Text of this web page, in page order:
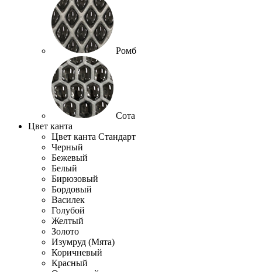
Ромб
Сота
Цвет канта
Цвет канта Стандарт
Черный
Бежевый
Белый
Бирюзовый
Бордовый
Василек
Голубой
Желтый
Золото
Изумруд (Мята)
Коричневый
Красный